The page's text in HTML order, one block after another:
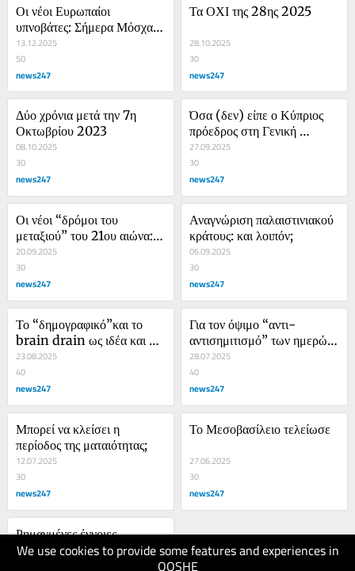
We use cookies to provide some features and experiences in
QOSHE
Οι νέοι Ευρωπαίοι
υπνοβάτες: Σήμερα Μόσχα,
όπως κάποτε Βερολίνο
13.12.2025
50
news247
Τα ΟΧΙ της 28ης 2025
28.10.2025
30
news247
Δύο χρόνια μετά την 7η
Οκτωβρίου 2023
08.10.2025
30
news247
Όσα (δεν) είπε ο Κύπριος
πρόεδρος στη Γενική
Συνέλευση του ΟΗΕ
27.09.2025
30
news247
Οι νέοι “δρόμοι του
μεταξιού” του 21ου αιώνα:
Σκέψεις με αφορμή την
παρέλαση στο Πεκίνο
20.09.2025
30
news247
Αναγνώριση παλαιστινιακού
κράτους: και λοιπόν;
06.09.2025
30
news247
Το “δημογραφικό”και το
brain drain ως ιδέα και ως
πραγματικότητα
23.08.2025
40
news247
Για τον όψιμο “αντι-
αντισημιτισμό” των ημερών
μας
28.07.2025
40
news247
Μπορεί να κλείσει η
περίοδος της ματαιότητας;
12.07.2025
30
news247
Το Μεσοβασίλειο τελείωσε
27.06.2025
30
news247
Ρημαγμένες έννοιες,
ρημαγμένοι άνθρωποι: Για